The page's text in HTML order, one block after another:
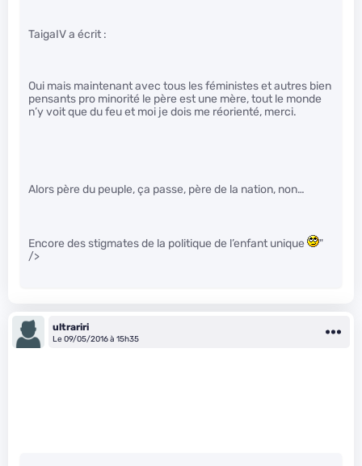
TaigaIV a écrit :
Oui mais maintenant avec tous les féministes et autres bien
pensants pro minorité le père est une mère, tout le monde
n’y voit que du feu et moi je dois me réorienté, merci.
Alors père du peuple, ça passe, père de la nation, non…
Encore des stigmates de la politique de l’enfant unique
"
/>
ultrariri
Le 09/05/2016 à 15h35